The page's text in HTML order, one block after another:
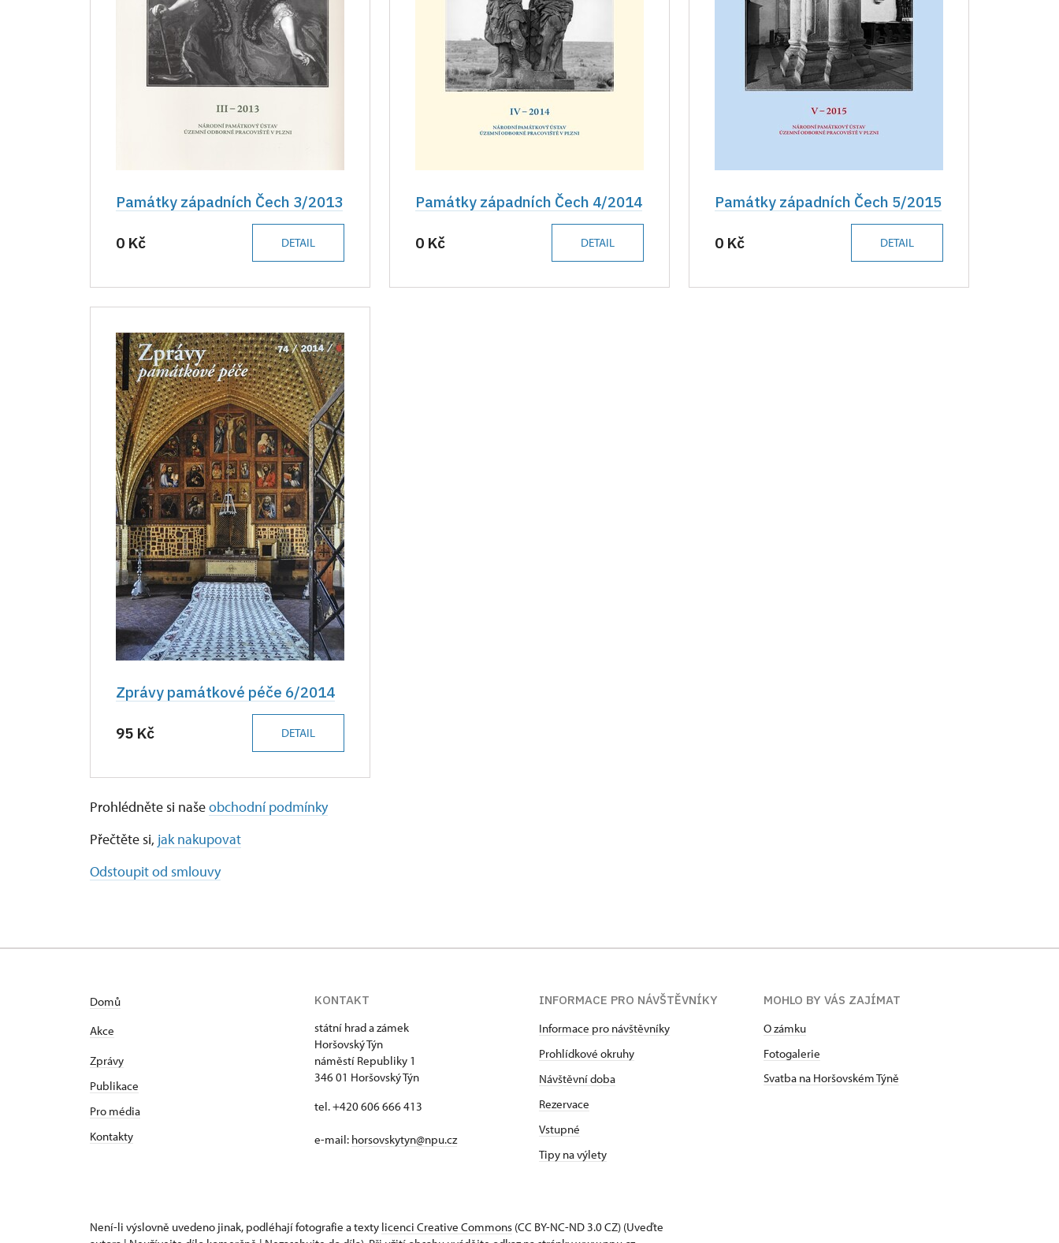
Památky západních Čech 3/2013
0 Kč DETAIL
Památky západních Čech 4/2014
0 Kč DETAIL
Památky západních Čech 5/2015
0 Kč DETAIL
Zprávy památkové péče 6/2014
95 Kč DETAIL
Prohlédněte si našeobchodní podmínky
Přečtěte si, jak nakupovat
Odstoupit od smlouvy
Domů
Akce
Zprávy
Publikace
Pro média
Kontakty
KONTAKT
státní hrad a zámek
Horšovský Týn
náměstí Republiky 1
346 01 Horšovský Týn
tel. +420 606 666 413
e-mail: horsovskytyn@npu.cz
INFORMACE PRO NÁVŠTĚVNÍKY
Informace pro návštěvníky
Prohlídkové okruhy
Návštěvní doba
Rezervace
Vstupné
Tipy na výlety
MOHLO BY VÁS ZAJÍMAT
O zámku
Fotogalerie
Svatba na Horšovském Týně
Není-li výslovně uvedeno jinak, podléhají fotografie a texty licenci Creative Commons (CC BY-NC-ND 3.0 CZ) (Uveďte